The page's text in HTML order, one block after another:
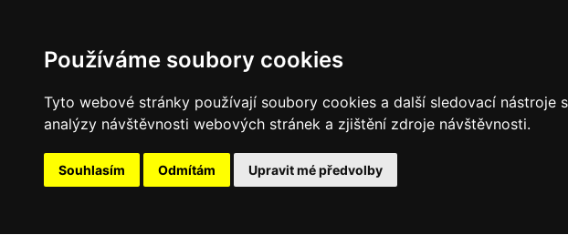
Používáme soubory cookies
Tyto webové stránky používají soubory cookies a další sledovací nástroje
analýzy návštěvnosti webových stránek a zjištění zdroje návštěvnosti.
Souhlasím Odmítám Upravit mé předvolby